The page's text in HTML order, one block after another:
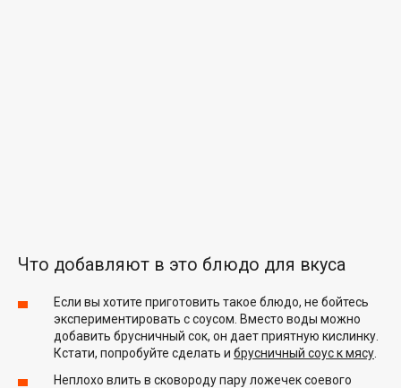
Что добавляют в это блюдо для вкуса
Если вы хотите приготовить такое блюдо, не бойтесь
экспериментировать с соусом. Вместо воды можно
добавить брусничный сок, он дает приятную кислинку.
Кстати, попробуйте сделать и брусничный соус к мясу
Неплохо влить в сковороду пару ложечек соевого